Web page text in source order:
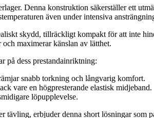
Denna konstruktion säkerställer ett
även under intensiva
skydd, tillräckligt kompakt för att inte
maximerar känslan av lätthet.
på dess prestandainriktning:
snabb torkning och långvarig komfort.
vare en högpresterande elastisk midjeband.
löpupplevelse.
erbjuder denna short lösningar